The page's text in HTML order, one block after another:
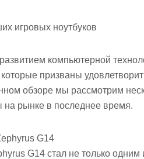
игровых ноутбуков
компьютерной
призваны
обзоре мы рассмотрим
на рынке в последнее время.
G14
G14 стал не только